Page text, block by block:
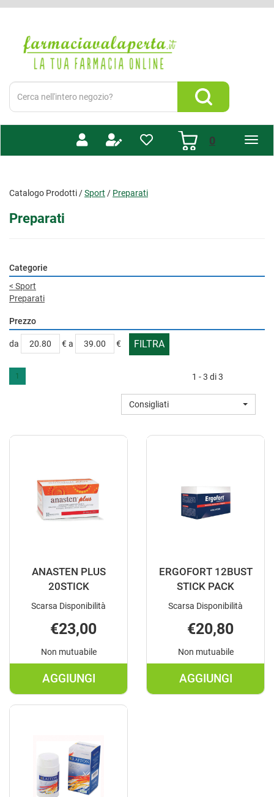
principale
Valaperta
Cerca
Prodotto
Cerca Prodotto
0prodotti
Catalogo Prodotti /Sport / Preparati
Preparati
Categorie
< Sport
Preparati
Prezzo
filtra
da €
filtra
a €
1 1 - 3 di 3
Consigliati
ANASTEN PLUS
20STICK
Scarsa Disponibilità
€23,00
Non mutuabile
AGGIUNGI
AGGIUNGI ANASTEN
PLUS
ERGOFORT 12BUST
STICK PACK
Scarsa Disponibilità
€20,80
Non mutuabile
AGGIUNGI
AGGIUNGI